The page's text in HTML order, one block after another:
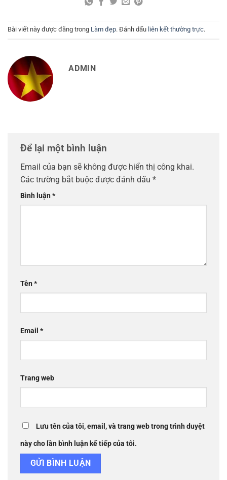
Bài viết này được đăng trong Làm đẹp. Đánh dấu liên kết thường trực.
ADMIN
Để lại một bình luận
Email của bạn sẽ không được hiển thị công khai.
Các trường bắt buộc được đánh dấu *
Bình luận*
Tên*
Email *
Trang web
Lưu tên của tôi, email, và trang web trong trình duyệt
này cho lần bình luận kế tiếp của tôi.